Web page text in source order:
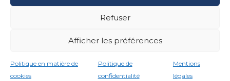
Refuser
Afficher les préférences
Politique en matière de
cookies
Politique de
confidentialité
Mentions
légales